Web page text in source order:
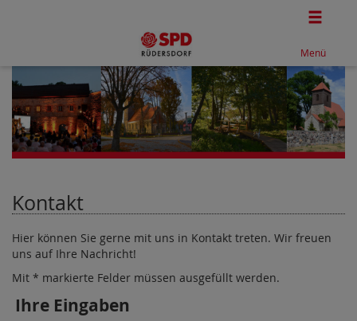
Menü
Kontakt
Hier können Sie gerne mit uns in Kontakt treten. Wir freuen
uns auf Ihre Nachricht!
Mit * markierte Felder müssen ausgefüllt werden.
Ihre Eingaben